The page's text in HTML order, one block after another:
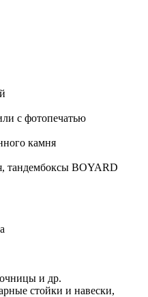
с фотопечатью
камня
тандембоксы BOYARD
и др.
стойки и навески,